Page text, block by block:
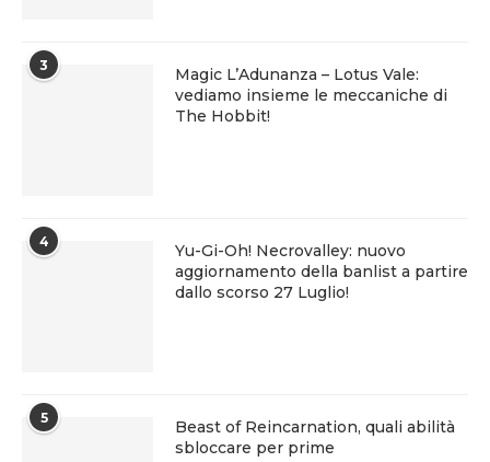
3
Magic L’Adunanza – Lotus Vale:
vediamo insieme le meccaniche di
The Hobbit!
4
Yu-Gi-Oh! Necrovalley: nuovo
aggiornamento della banlist a partire
dallo scorso 27 Luglio!
5
Beast of Reincarnation, quali abilità
sbloccare per prime